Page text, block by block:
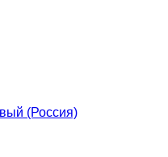
(Россия)